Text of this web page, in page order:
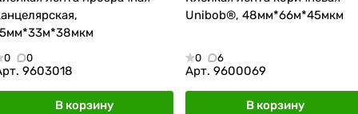
0 0
9603018
В корзину
Unibob®, 48мм*66м*45мкм
0 6
Арт. 9600069
В корзину